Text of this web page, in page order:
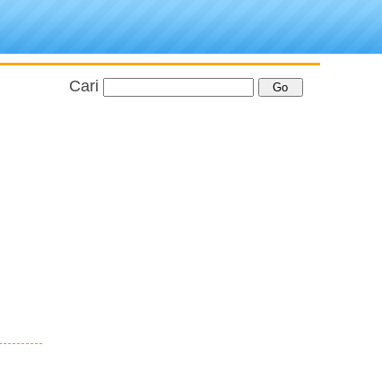
Cari